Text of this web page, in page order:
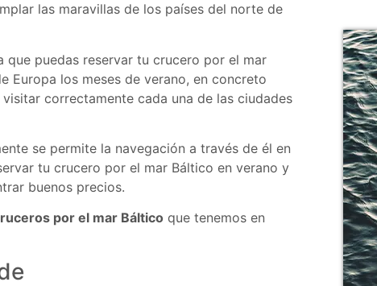
las maravillas de los países del norte de
que puedas reservar tu crucero por el mar
Europa los meses de verano, en concreto
correctamente cada una de las ciudades
se permite la navegación a través de él en
tu crucero por el mar Báltico en verano y
buenos precios.
por el mar Báltico que tenemos en